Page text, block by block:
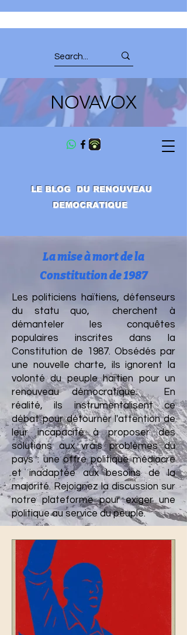
NOVAVOX
LE BLOG DU RENOUVEAU
DEMOCRATIQUE
La mise à mort de la
Constitution de 1987
Les politiciens haïtiens, défenseurs
du statu quo, cherchent à
démanteler les conquêtes
populaires inscrites dans la
Constitution de 1987. Obsédés par
une nouvelle charte, ils ignorent la
volonté du peuple haïtien pour un
renouveau démocratique. En
réalité, ils instrumentalisent ce
débat pour détourner l'attention de
leur incapacité à proposer des
solutions aux vrais problèmes du
pays : une offre politique médiocre
et inadaptée aux besoins de la
majorité. Rejoignez la discussion sur
notre plateforme pour exiger une
politique au service du peuple.